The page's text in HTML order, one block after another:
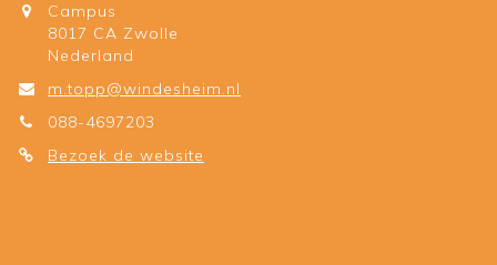
Campus
8017 CA Zwolle
Nederland
m.topp@windesheim.nl
088-4697203
Bezoek de website